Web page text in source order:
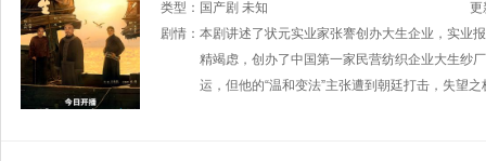
君 张喜前 徐僧 刘蕾
类型： 国产剧 未知
更
剧情： 本剧讲述了状元实业家张謇创办大生企业，实业
精竭虑，创办了中国第一家民营纺织企业大生纱
运，但他的“温和变法”主张遭到朝廷打击，失望